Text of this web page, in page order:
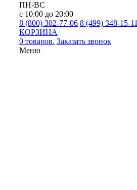
ПН-ВС
с 10:00 до 20:00
8 (800) 302-77-06 8 (499) 348-15-11
КОРЗИНА
0 товаров. Заказать звонок
Меню